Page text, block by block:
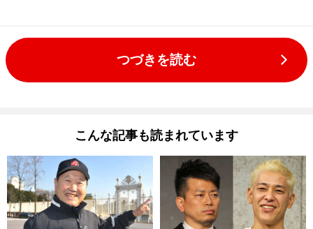
つづきを読む
こんな記事も読まれています